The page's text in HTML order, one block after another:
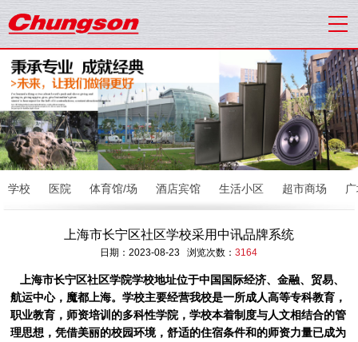
学校 医院 体育馆/场 酒店宾馆 生活小区 超市商场
上海市长宁区社区学校采用中讯品牌系统
日期：2023-08-23 浏览次数：3164
上海市长宁区社区学院学校地址位于中国国际经济、金融、贸易、
航运中心，魔都上海。学校主要经营我校是一所成人高等专科教育，
职业教育，师资培训的多科性学院，学校本着制度与人文相结合的管
理思想，凭借美丽的校园环境，舒适的住宿条件和的师资力量已成为